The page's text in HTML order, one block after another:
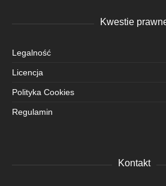
Kwestie
Legalność
Licencja
Polityka Cookies
Regulamin
Kontakt